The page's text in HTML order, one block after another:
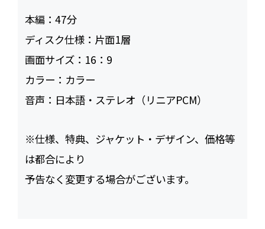
本編：47
ディスク仕様： 片面1層
画面サイズ： 16：9
カラー： カラー
音声： 日本語・ステレオ（リニアPCM）
※仕様、特典、ジャケット・デザイン、価格等
は都合により
予告なく変更する場合がございます。